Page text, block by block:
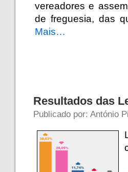
vereadores e
de freguesia, das
Mais…
Resultados das
Publicado por: António